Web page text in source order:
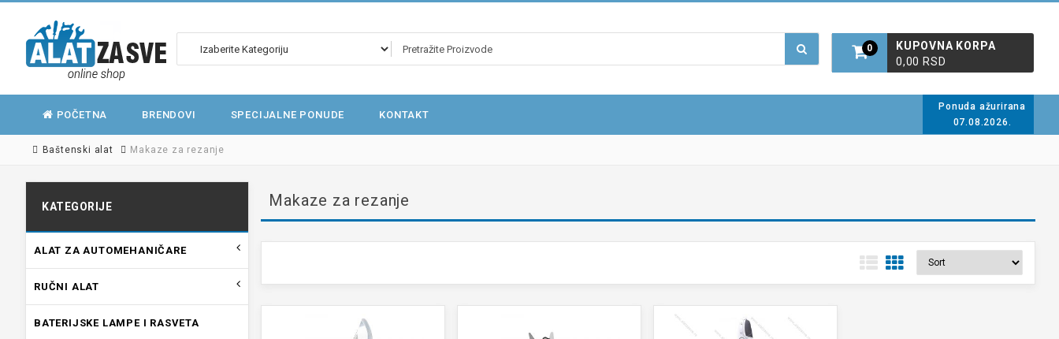
0
KUPOVNA KORPA
0,00 RSD
POČETNA BRENDOVI SPECIJALNE PONUDE KONTAKT
Ponuda ažurirana
07.08.2026.
Baštenski alat Makaze za rezanje
KATEGORIJE
ALAT ZA AUTOMEHANIČARE
RUČNI ALAT
BATERIJSKE LAMPE I RASVETA
Makaze za rezanje